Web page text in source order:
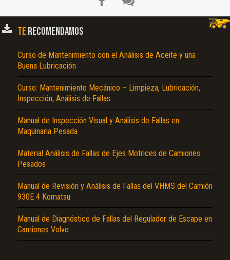
TERECOMENDAMOS
Curso de Mantenimiento con el Análisis de Aceite y una
Buena Lubricación
Curso: Mantenimiento Mecánico – Limpieza, Lubricación,
Inspección, Análisis de Fallas
Manual de Inspección Visual y Análisis de Fallas en
Maquinaria Pesada
Material Análisis de Fallas de Ejes Motrices de Camiones
Pesados
Manual de Revisión y Análisis de Fallas del VHMS del Camión
930E 4 Komatsu
Manual de Diagnóstico de Fallas del Regulador de Escape en
Camiones Volvo
El Título es incorrecto según el contenido.
Texto o Imagen de portada son erróneos.
Reportar otro tipo de error...